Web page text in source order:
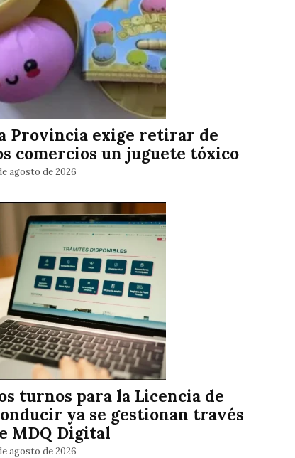
Provincia exige retirar de
comercios un juguete tóxico
agosto de 2026
turnos para la Licencia de
ya se gestionan través
MDQ Digital
agosto de 2026